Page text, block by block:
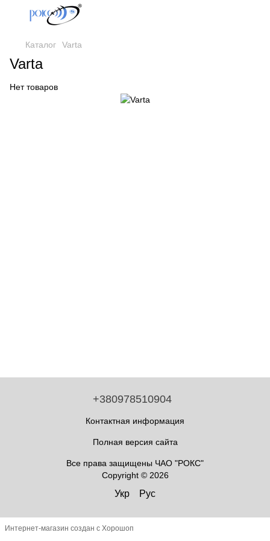
Каталог Varta
Varta
Нет товаров
+380978510904
Контактная информация
Полная версия сайта
Все права защищены ЧАО "РОКС"
Copyright © 2026
Укр Рус
Интернет-магазин создан с Хорошоп